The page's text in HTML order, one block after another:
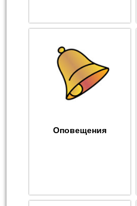
Оповещения